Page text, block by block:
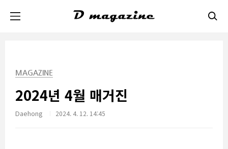
MAGAZINE
2024년 4월 매거진
Daehong 2024. 4. 12. 14:45